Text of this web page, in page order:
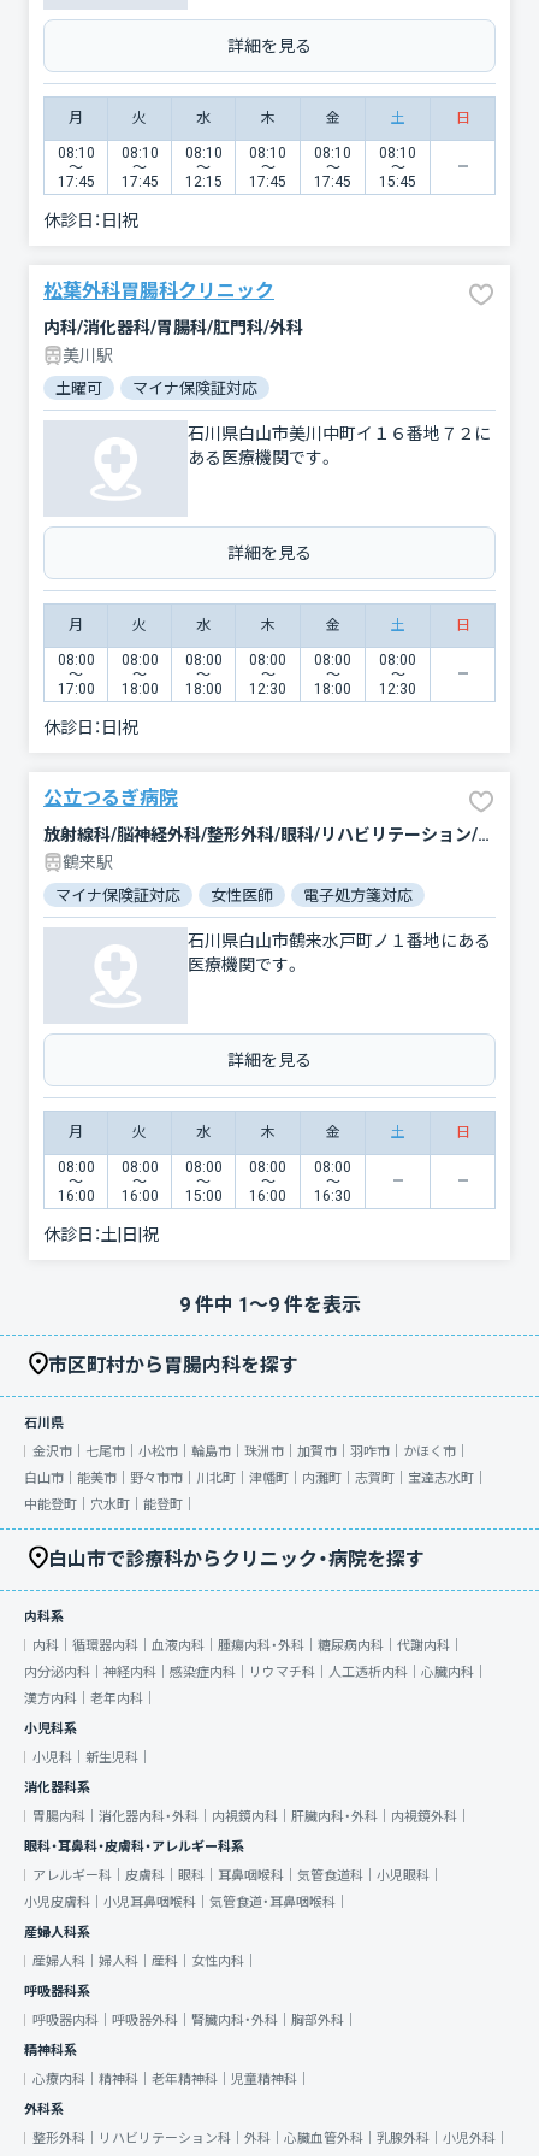
詳細を見る
月 火 水 木 金 土 日
08:10
〜
17:45
08:10
〜
17:45
08:10
〜
12:15
08:10
〜
17:45
08:10
〜
17:45
08:10
〜
15:45
休診日： 日|祝
松葉外科胃腸科クリニック
内科/消化器科/胃腸科/肛門科/外科
美川駅
土曜可 マイナ保険証対応
石川県白山市美川中町イ１６番地７２に
ある医療機関です。
詳細を見る
月 火 水 木 金 土 日
08:00
〜
17:00
08:00
〜
18:00
08:00
〜
18:00
08:00
〜
12:30
08:00
〜
18:00
08:00
〜
12:30
休診日： 日|祝
公立つるぎ病院
放射線科/脳神経外科/整形外科/眼科/リハビリテーション/外科/内科/麻酔科/泌尿器科/胃腸科/皮膚科/呼吸器内科/小児科/腎臓内科・外科/婦人科/耳鼻咽喉科/救急科/循環器科
鶴来駅
マイナ保険証対応 女性医師 電子処方箋対応
石川県白山市鶴来水戸町ノ１番地にある
医療機関です。
詳細を見る
月 火 水 木 金 土 日
08:00
〜
16:00
08:00
〜
16:00
08:00
〜
15:00
08:00
〜
16:00
08:00
〜
16:30
休診日：土|日|祝
9件中 1〜9件を表示
市区町村から胃腸内科を探す
石川県
金沢市｜ 七尾市｜ 小松市｜ 輪島市｜ 珠洲市｜ 加賀市｜ 羽咋市｜ かほく市｜
白山市｜ 能美市｜ 野々市市｜ 川北町｜ 津幡町｜ 内灘町｜ 志賀町｜ 宝達志水町｜
中能登町｜ 穴水町｜ 能登町｜
白山市で診療科からクリニック・病院を探す
内科系
内科｜ 循環器内科｜ 血液内科｜ 腫瘍内科・外科｜ 糖尿病内科｜ 代謝内科｜
内分泌内科｜ 神経内科｜ 感染症内科｜ リウマチ科｜ 人工透析内科｜ 心臓内科｜
漢方内科｜ 老年内科｜
小児科系
小児科｜ 新生児科｜
消化器科系
胃腸内科｜ 消化器内科・外科｜ 内視鏡内科｜ 肝臓内科・外科｜ 内視鏡外科｜
眼科・耳鼻科・皮膚科・アレルギー科系
アレルギー科｜ 皮膚科｜ 眼科｜ 耳鼻咽喉科｜ 気管食道科｜ 小児眼科｜
小児皮膚科｜ 小児耳鼻咽喉科｜ 気管食道・耳鼻咽喉科｜
産婦人科系
産婦人科｜ 婦人科｜ 産科｜ 女性内科｜
呼吸器科系
呼吸器内科｜ 呼吸器外科｜ 腎臓内科・外科｜ 胸部外科｜
精神科系
心療内科｜ 精神科｜ 老年精神科｜ 児童精神科｜
外科系
整形外科｜
リハビリテーション科｜ 外科｜ 心臓血管外科｜ 乳腺外科｜ 小児外科｜